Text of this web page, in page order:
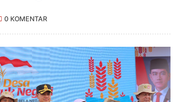
0 KOMENTAR